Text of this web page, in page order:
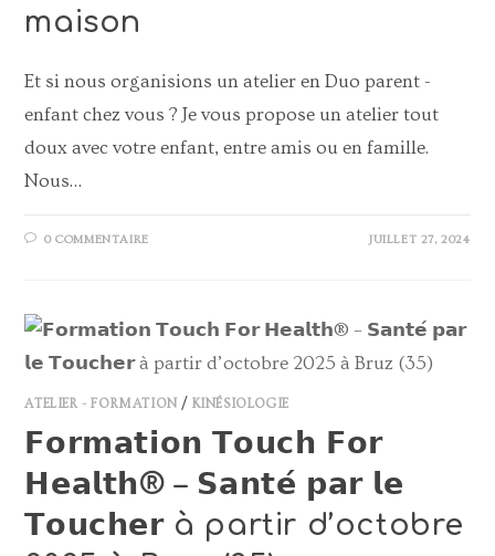
maison
Et si nous organisions un atelier en Duo parent -
enfant chez vous ? Je vous propose un atelier tout
doux avec votre enfant, entre amis ou en famille.
Nous…
0 COMMENTAIRE JUILLET 27, 2024
ATELIER - FORMATION / KINÉSIOLOGIE
𝗙𝗼𝗿𝗺𝗮𝘁𝗶𝗼𝗻 𝗧𝗼𝘂𝗰𝗵 𝗙𝗼𝗿
𝗛𝗲𝗮𝗹𝘁𝗵® – 𝗦𝗮𝗻𝘁𝗲́ 𝗽𝗮𝗿 𝗹𝗲
𝗧𝗼𝘂𝗰𝗵𝗲𝗿 à partir d’octobre